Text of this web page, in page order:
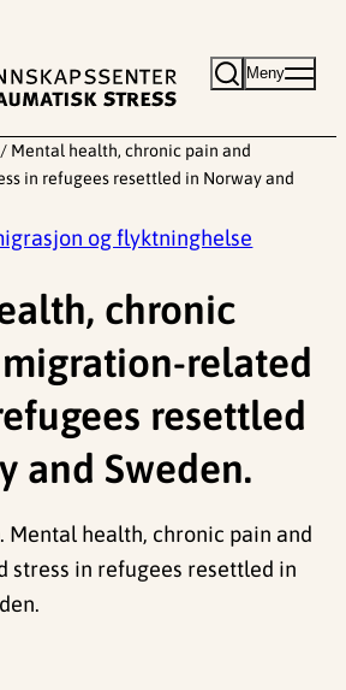
Meny
/ Mental health, chronic pain and
in refugees resettled in Norway and
og flyktninghelse
chronic
related
resettled
and Sweden.
Mental health, chronic pain and
stress in refugees resettled in